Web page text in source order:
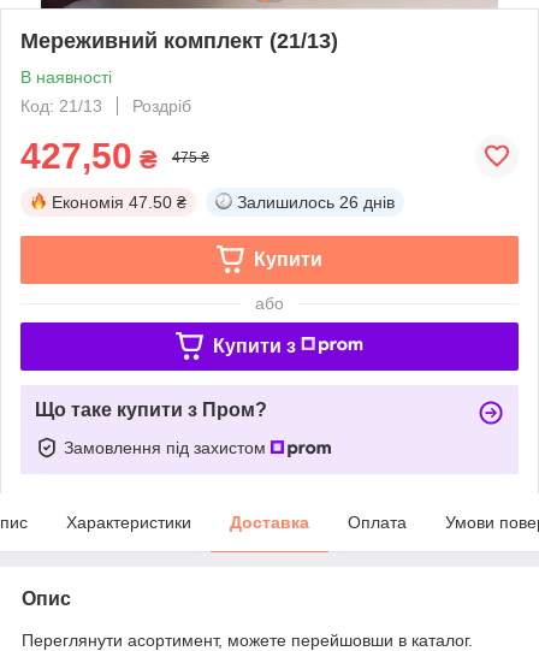
Мереживний комплект (21/13)
В наявності
Код: 21/13
Роздріб
427,50 ₴ 475 ₴
Економія 47.50 ₴ Залишилось 26 днів
Купити
або
Купити з
Що таке купити з Пром?
Замовлення під захистом
Характеристики Доставка Оплата Умови
Опис
Переглянути асортимент, можете перейшовши в каталог.